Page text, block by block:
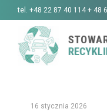
tel. +48 22 87 40 114 + 48
16 stycznia 2026